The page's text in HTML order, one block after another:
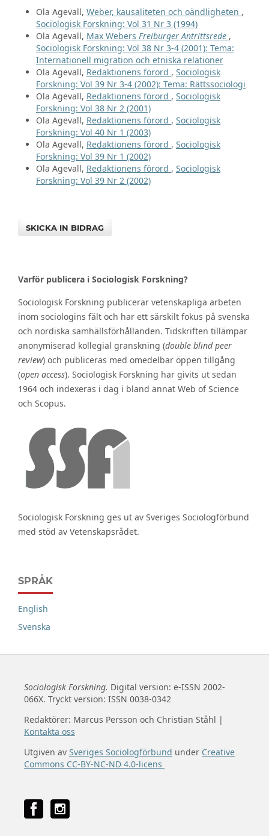
Ola Agevall, Weber, kausaliteten och oändligheten ,
Sociologisk Forskning: Vol 31 Nr 3 (1994)
Ola Agevall, Max Webers Freiburger Antrittsrede ,
Sociologisk Forskning: Vol 38 Nr 3-4 (2001): Tema:
Internationell migration och etniska relationer
Ola Agevall, Redaktionens förord , Sociologisk
Forskning: Vol 39 Nr 3-4 (2002): Tema: Rättssociologi
Ola Agevall, Redaktionens förord , Sociologisk
Forskning: Vol 38 Nr 2 (2001)
Ola Agevall, Redaktionens förord , Sociologisk
Forskning: Vol 40 Nr 1 (2003)
Ola Agevall, Redaktionens förord , Sociologisk
Forskning: Vol 39 Nr 1 (2002)
Ola Agevall, Redaktionens förord , Sociologisk
Forskning: Vol 39 Nr 2 (2002)
SKICKA IN BIDRAG
Varför publicera i Sociologisk Forskning?
Sociologisk Forskning publicerar vetenskapliga arbeten
inom sociologins fält och har ett särskilt fokus på svenska
och nordiska samhällsförhållanden. Tidskriften tillämpar
anonymiserad kollegial granskning (double blind peer
review) och publiceras med omedelbar öppen tillgång
(open access). Sociologisk Forskning har givits ut sedan
1964 och indexeras i dag i bland annat Web of Science
och Scopus.
Sociologisk Forskning ges ut av Sveriges Sociologförbund
med stöd av Vetenskapsrådet.
SPRÅK
English
Svenska
Sociologisk Forskning. Digital version: e-ISSN 2002-
066X. Tryckt version: ISSN 0038-0342
Redaktörer: Marcus Persson och Christian Ståhl |
Kontakta oss
Utgiven av Sveriges Sociologförbund under Creative
Commons CC-BY-NC-ND 4.0-licens